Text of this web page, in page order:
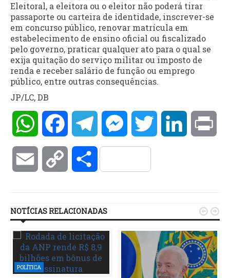
Eleitoral, a eleitora ou o eleitor não poderá tirar
passaporte ou carteira de identidade, inscrever-se
em concurso público, renovar matrícula em
estabelecimento de ensino oficial ou fiscalizado
pelo governo, praticar qualquer ato para o qual se
exija quitação do serviço militar ou imposto de
renda e receber salário de função ou emprego
público, entre outras consequências.
JP/LC, DB
WhatsAppFacebookTelegramMessengerTwitter LinkedIn
Email Copy Compartilhar
NOTÍCIAS RELACIONADAS
POLÍTICA
 